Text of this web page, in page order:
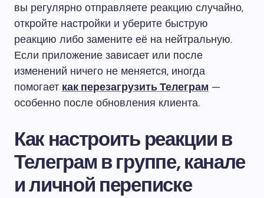
вы регулярно отправляете реакцию случайно,
откройте настройки и уберите быструю
реакцию либо замените её на нейтральную.
Если приложение зависает или после
изменений ничего не меняется, иногда
помогает как перезагрузить Телеграм —
особенно после обновления клиента.
Как настроить реакции в
Телеграм в группе, канале
и личной переписке